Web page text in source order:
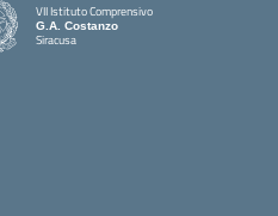
VII Istituto Comprensivo
G.A. Costanzo
Siracusa